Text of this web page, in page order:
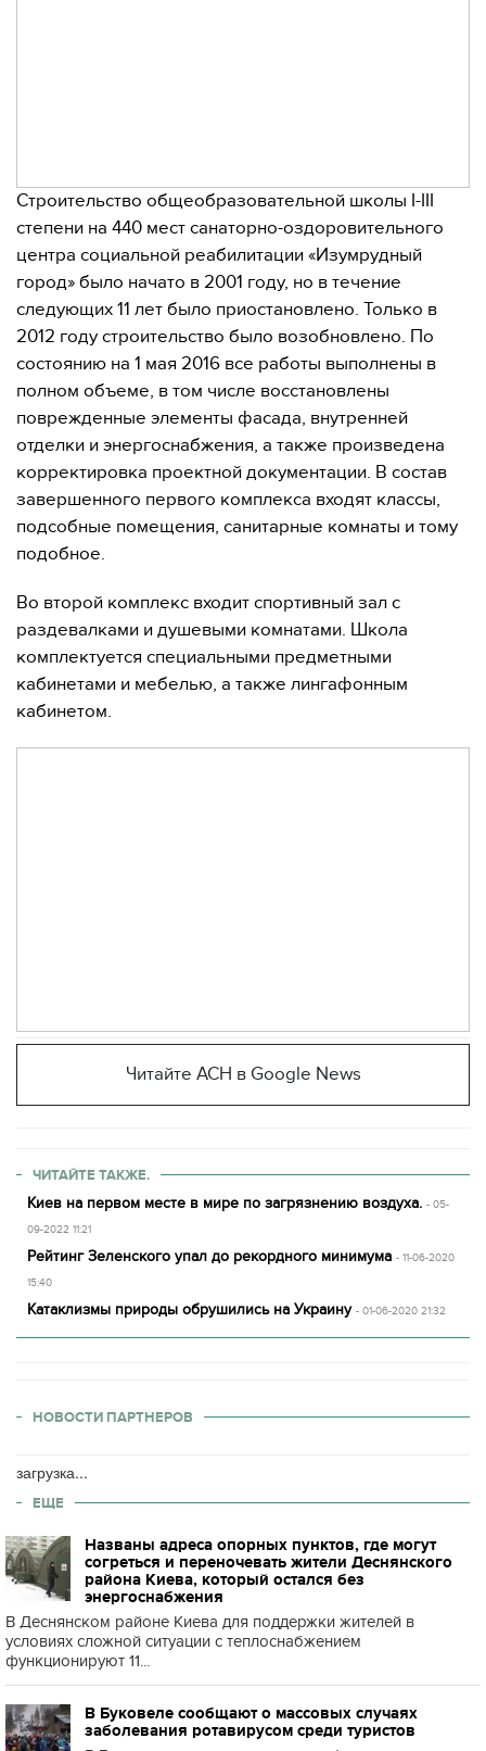
Строительство общеобразовательной школы I-III
степени на 440 мест санаторно-оздоровительного
центра социальной реабилитации «Изумрудный
город» было начато в 2001 году, но в течение
следующих 11 лет было приостановлено. Только в
2012 году строительство было возобновлено. По
состоянию на 1 мая 2016 все работы выполнены в
полном объеме, в том числе восстановлены
поврежденные элементы фасада, внутренней
отделки и энергоснабжения, а также произведена
корректировка проектной документации. В состав
завершенного первого комплекса входят классы,
подсобные помещения, санитарные комнаты и тому
подобное.
Во второй комплекс входит спортивный зал с
раздевалками и душевыми комнатами. Школа
комплектуется специальными предметными
кабинетами и мебелью, а также лингафонным
кабинетом.
Читайте АСН в Google News
ЧИТАЙТЕ ТАКЖЕ.
Киев на первом месте в мире по загрязнению воздуха. - 05-
09-2022 11:21
Рейтинг Зеленского упал до рекордного минимума - 11-06-2020
15:40
Катаклизмы природы обрушились на Украину - 01-06-2020 21:32
НОВОСТИ ПАРТНЕРОВ
загрузка...
ЕЩЕ
Названы адреса опорных пунктов, где могут
согреться и переночевать жители Деснянского
района Киева, который остался без
энергоснабжения
В Деснянском районе Киева для поддержки жителей в
условиях сложной ситуации с теплоснабжением
функционируют 11...
В Буковеле сообщают о массовых случаях
заболевания ротавирусом среди туристов